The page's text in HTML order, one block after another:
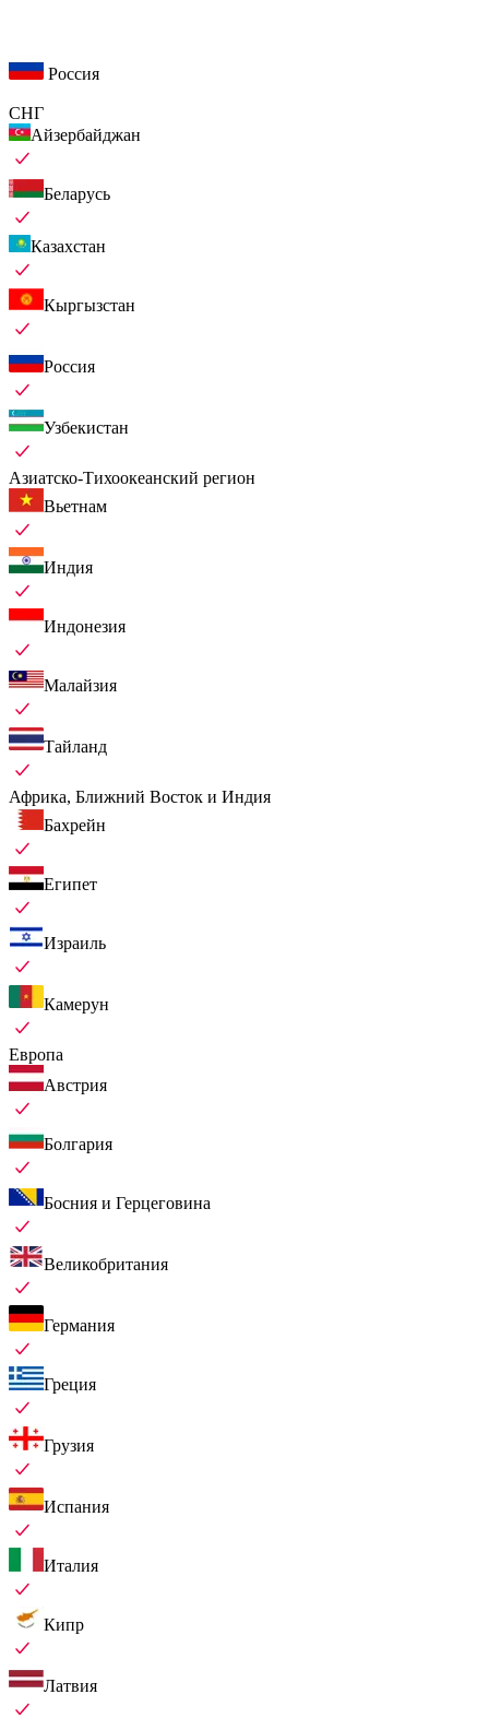
Россия
СНГ
Айзербайджан
Беларусь
Казахстан
Кыргызстан
Россия
Узбекистан
Азиатско-Тихоокеанский регион
Вьетнам
Индия
Индонезия
Малайзия
Тайланд
Африка, Ближний Восток и Индия
Бахрейн
Египет
Израиль
Камерун
Европа
Австрия
Болгария
Босния и Герцеговина
Великобритания
Германия
Греция
Грузия
Испания
Италия
Кипр
Латвия